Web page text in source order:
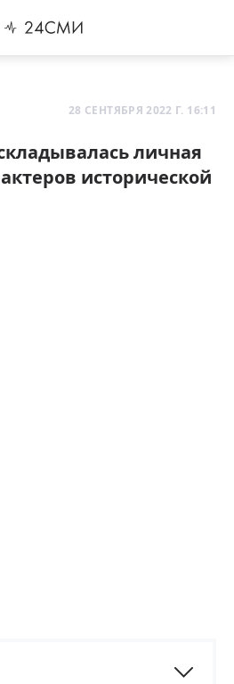
28 СЕНТЯБРЯ 2022 Г. 16:11
личная
исторической